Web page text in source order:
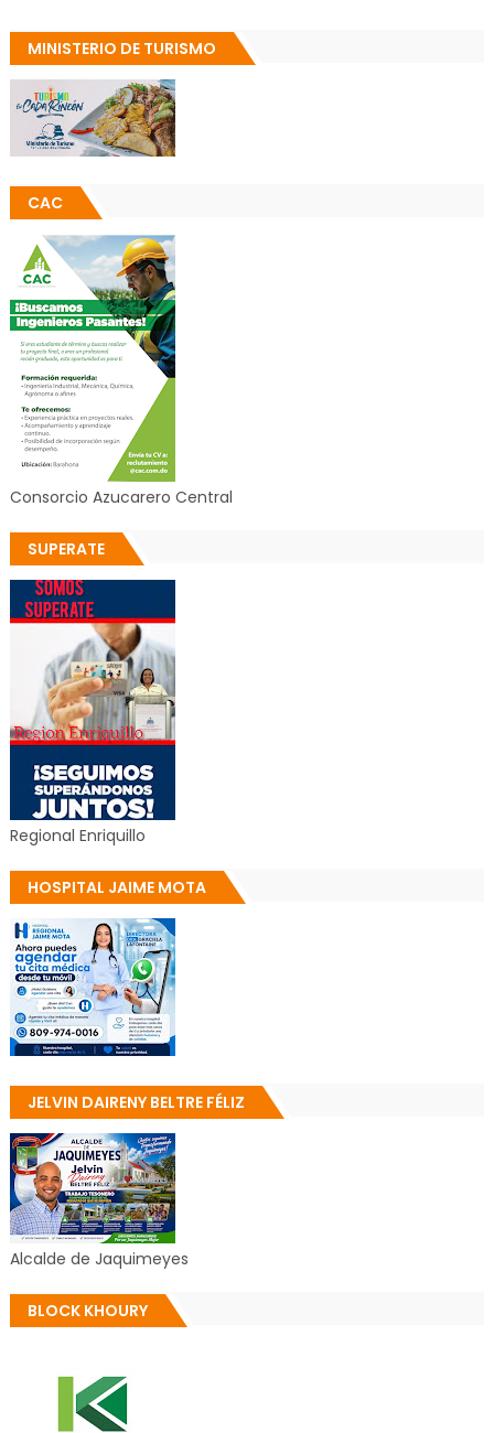
MINISTERIO DE TURISMO
CAC
Consorcio Azucarero Central
SUPERATE
Regional Enriquillo
HOSPITAL JAIME MOTA
JELVIN DAIRENY BELTRE FÉLIZ
Alcalde de Jaquimeyes
BLOCK KHOURY